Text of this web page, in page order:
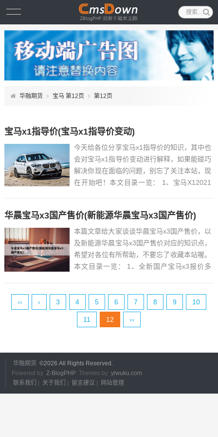
华融期货 宝马 第12页 第12页
宝马x1指导价(宝马x1指导价变动)
今天给各位分享宝马x1指导价的知识，其中也
会对宝马x1指导价变动进行解释，如果能碰巧
解决你现在面临的问题，别忘了关注本站，现
在开始吧！本文目录一览： 1、宝马X12021
华晨宝马x3国产售价(新能源华晨宝马x3国产售价)
本篇文章给大家谈谈华晨宝马x3国产售价，以
及新能源华晨宝马x3国产售价对应的知识点，
希望对各位有所帮助，不要忘了收藏本站喔。
本文目录一览： 1、全新国产宝马x3报价多
‹‹ ‹ 3 4 5 6 7 8 9 10
11 12 ››
华融期货 ©2026 All Rights Reserved.
Powered by Z-BlogPHP Themes by yiwuku.com
联系我们
| 关于我们 | 留言建议 | 网站管理